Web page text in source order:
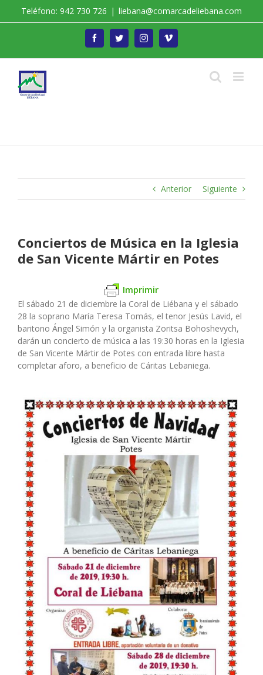
Teléfono: 942 730 726 | liebana@comarcadeliebana.com
FacebookTwitterInstagramVimeo
Anterior Siguiente
Conciertos de Música en la Iglesia
de San Vicente Mártir en Potes
Imprimir
El sábado 21 de diciembre la Coral de Liébana y el sábado
28 la soprano María Teresa Tomás, el tenor Jesús Lavid, el
baritono Ángel Simón y la organista Zoritsa Bohoshevych,
darán un concierto de música a las 19:30 horas en la Iglesia
de San Vicente Mártir de Potes con entrada libre hasta
completar aforo, a beneficio de Cáritas Lebaniega.